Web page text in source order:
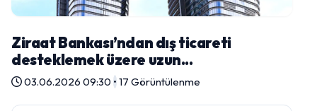
Ziraat Bankası’ndan dış ticareti
desteklemek üzere uzun...
03.06.2026 09:30 •17 Görüntülenme